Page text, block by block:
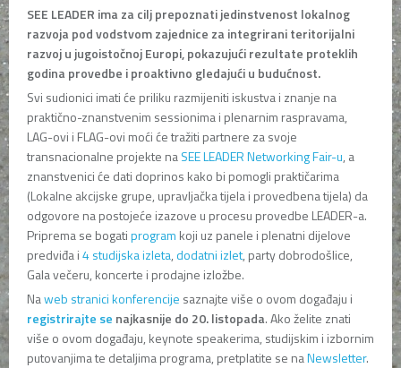
SEE LEADER ima za cilj prepoznati jedinstvenost lokalnog
razvoja pod vodstvom zajednice za integrirani teritorijalni
razvoj u jugoistočnoj Europi, pokazujući rezultate proteklih
godina provedbe i proaktivno gledajući u budućnost.
Svi sudionici imati će priliku razmijeniti iskustva i znanje na
praktično-znanstvenim sessionima i plenarnim raspravama,
LAG-ovi i FLAG-ovi moći će tražiti partnere za svoje
transnacionalne projekte naSEE LEADER Networking Fair-u, a
znanstvenici će dati doprinos kako bi pomogli praktičarima
(Lokalne akcijske grupe, upravljačka tijela i provedbena tijela) da
odgovore na postojeće izazove u procesu provedbe LEADER-a.
Priprema se bogatiprogram koji uz panele i plenatni dijelove
predviđa i4 studijska izleta,dodatni izlet, party dobrodošlice,
Gala večeru, koncerte i prodajne izložbe.
Naweb stranici konferencije saznajte više o ovom događaju i
registrirajte se najkasnije do 20. listopada. Ako želite znati
više o ovom događaju, keynote speakerima, studijskim i izbornim
putovanjima te detaljima programa, pretplatite se naNewsletter.